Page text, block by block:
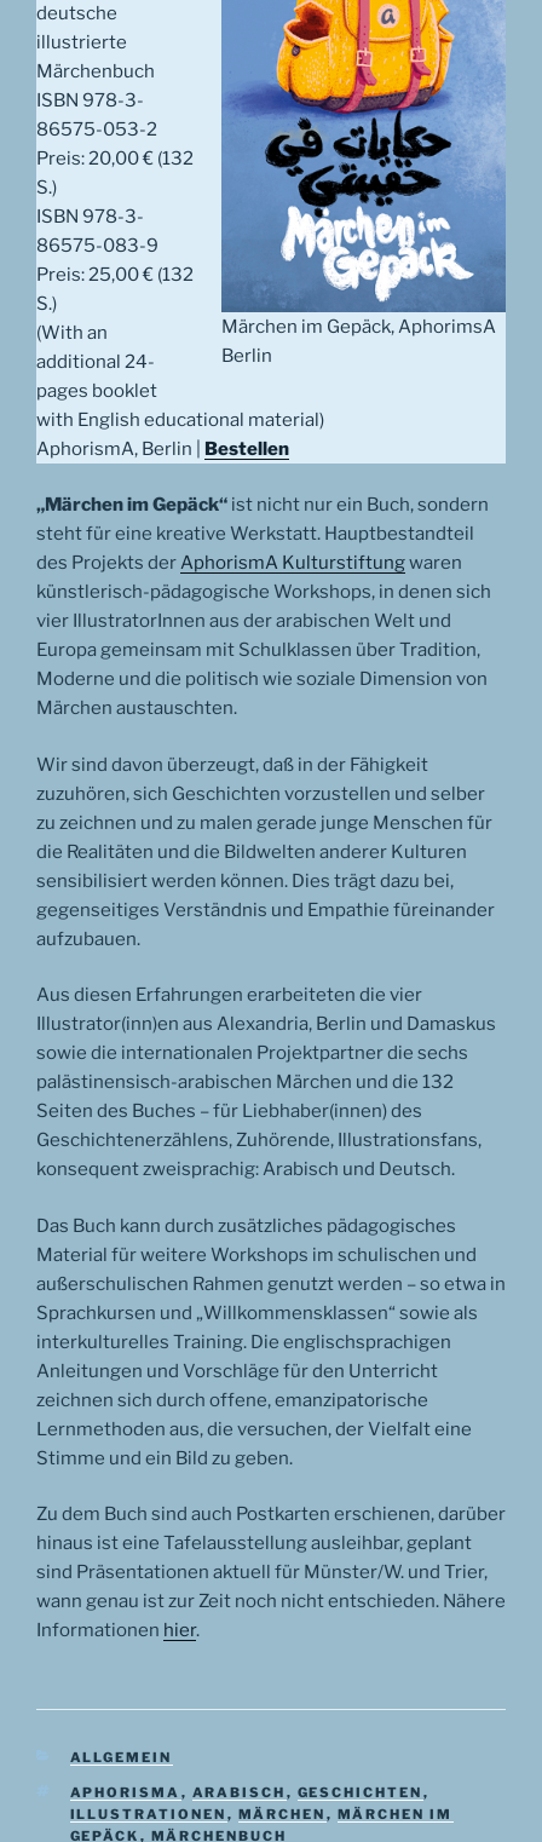
Märchen im Gepäck, AphorimsA
Berlin
deutsche
illustrierte
Märchenbuch
ISBN 978-3-
86575-053-2
Preis: 20,00 € (132
S.)
ISBN 978-3-
86575-083-9
Preis: 25,00 € (132
S.)
(With an
additional 24-
pages booklet
with English educational material)
AphorismA, Berlin | Bestellen
„Märchen im Gepäck“ ist nicht nur ein Buch, sondern
steht für eine kreative Werkstatt. Hauptbestandteil
des Projekts derAphorismA Kulturstiftungwaren
künstlerisch-pädagogische Workshops, in denen sich
vier IllustratorInnen aus der arabischen Welt und
Europa gemeinsam mit Schulklassen über Tradition,
Moderne und die politisch wie soziale Dimension von
Märchen austauschten.
Wir sind davon überzeugt, daß in der Fähigkeit
zuzuhören, sich Geschichten vorzustellen und selber
zu zeichnen und zu malen gerade junge Menschen für
die Realitäten und die Bildwelten anderer Kulturen
sensibilisiert werden können. Dies trägt dazu bei,
gegenseitiges Verständnis und Empathie füreinander
aufzubauen.
Aus diesen Erfahrungen erarbeiteten die vier
Illustrator(inn)en aus Alexandria, Berlin und Damaskus
sowie die internationalen Projektpartner die sechs
palästinensisch-arabischen Märchen und die 132
Seiten des Buches – für Liebhaber(innen) des
Geschichtenerzählens, Zuhörende, Illustrationsfans,
konsequent zweisprachig: Arabisch und Deutsch.
Das Buch kann durch zusätzliches pädagogisches
Material für weitere Workshops im schulischen und
außerschulischen Rahmen genutzt werden – so etwa in
Sprachkursen und „Willkommensklassen“ sowie als
interkulturelles Training. Die englischsprachigen
Anleitungen und Vorschläge für den Unterricht
zeichnen sich durch offene, emanzipatorische
Lernmethoden aus, die versuchen, der Vielfalt eine
Stimme und ein Bild zu geben.
Zu dem Buch sind auch Postkarten erschienen, darüber
hinaus ist eine Tafelausstellung ausleihbar, geplant
sind Präsentationen aktuell für Münster/W. und Trier,
wann genau ist zur Zeit noch nicht entschieden. Nähere
Informationen hier.
KATEGORIEN
ALLGEMEIN
SCHLAGWÖRTER
APHORISMA , ARABISCH , GESCHICHTEN ,
ILLUSTRATIONEN , MÄRCHEN , MÄRCHEN IM
GEPÄCK , MÄRCHENBUCH